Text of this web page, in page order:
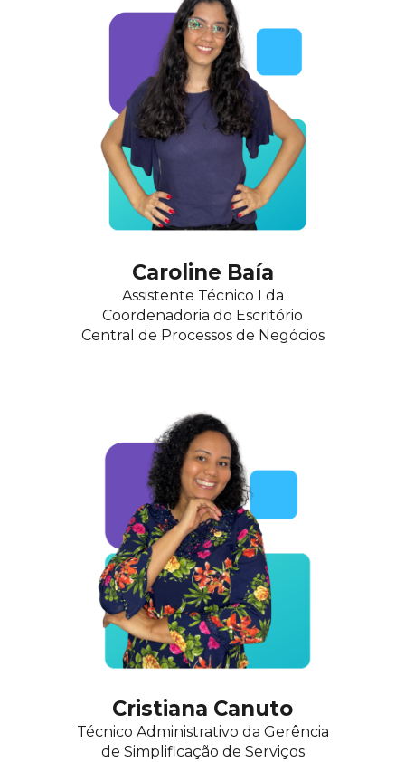
Caroline Baía
Assistente Técnico I da
Coordenadoria do Escritório
Central de Processos de Negócios
Cristiana Canuto
Técnico Administrativo da Gerência
de Simplificação de Serviços